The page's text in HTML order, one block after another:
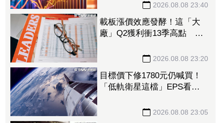
2026.08.08 23:40
載板漲價效應發酵！這「大
廠」Q2獲利衝13季高點 再
2026.08.08 23:20
目標價下修1780元仍喊買！
「低軌衛星這檔」EPS看至
2026.08.08 23:05